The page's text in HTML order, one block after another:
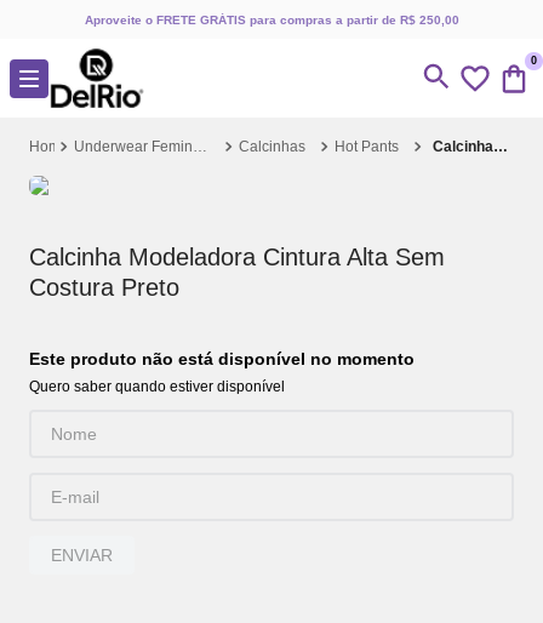
Aproveite o FRETE GRÁTIS para compras a partir de R$ 250,00
0
Underwear Feminino Calcinhas Hot Pants Calcinha Modeladora Cintura Alta Sem Costura Preto
Calcinha Modeladora Cintura Alta Sem
Costura Preto
Este produto não está disponível no momento
Quero saber quando estiver disponível
ENVIAR